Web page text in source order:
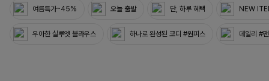
여름특가~45% 오늘 출발 단, 하루 혜택 NEW
우아한 실루엣 블라우스 하나로 완성된 코디 #원피스 데일리 #